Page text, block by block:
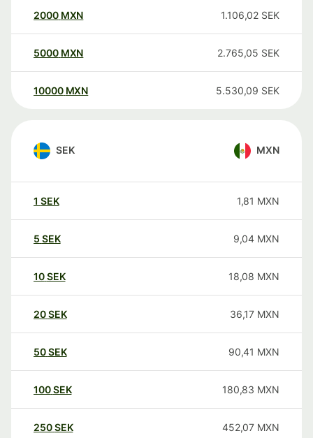
2000 MXN 1.106,02 SEK
5000 MXN 2.765,05 SEK
10000 MXN 5.530,09 SEK
SEK MXN
1 SEK 1,81 MXN
5 SEK 9,04 MXN
10SEK 18,08 MXN
20SEK 36,17 MXN
50SEK 90,41 MXN
100SEK 180,83 MXN
250SEK 452,07 MXN